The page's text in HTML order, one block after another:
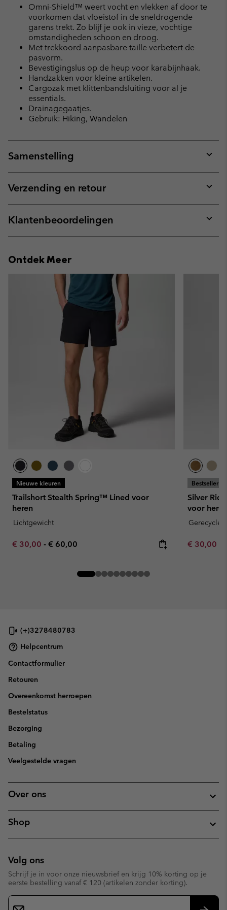
Omni-Shield™ weert vocht en vlekken af door te
voorkomen dat vloeistof in de sneldrogende
garens trekt. Zo blijf je ook in vieze, vochtige
omstandigheden schoon en droog.
Met trekkoord aanpasbare taille verbetert de
pasvorm.
Bevestigingslus op de heup voor karabijnhaak.
Handzakken voor kleine artikelen.
Cargozak met klittenbandsluiting voor al je
essentials.
Drainagegaatjes.
Gebruik: Hiking, Wandelen
Samenstelling
or
Verzending en retour
or
Klantenbeoordelingen
or
Ontdek Meer
Nieuwe kleuren
Trailshort Stealth Spring™ Lined voor
heren
Lichtgewicht
Minimum sale price:
€ 30,00 - Maximum price:
€ 60,00
Bestseller
Silver
voor heren
Minimum
€ 30,00
(+)3278480783
Helpcentrum
Contactformulier
Retouren
Overeenkomst herroepen
Bestelstatus
Bezorging
Betaling
Veelgestelde vragen
Over ons
Shop
Volg ons
Schrijf je in voor onze nieuwsbrief en krijg 10% korting op je
eerste bestelling vanaf € 120 (artikelen zonder korting).
Aanmelden